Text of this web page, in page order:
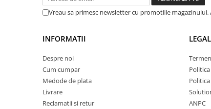
Cutii decorative diverse
Cutii si rafturi sticle alcool
Cutii ocazii speciale
Cutii cadou Craciun
Cutii cadou Paste
Cutii pentru album foto
Vreau sa primesc newsletter cu promotiile magazinului.
INFORMATII
Despre noi
Cum cumpar
Medode de plata
Livrare
Reclamatii si retur
LEGAL
ANPC